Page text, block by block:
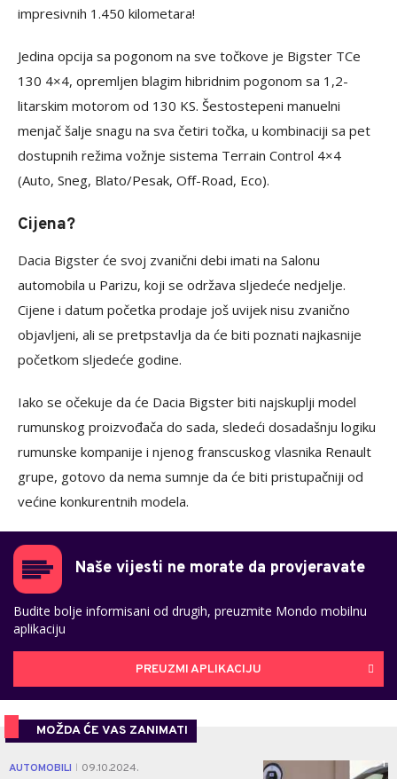
impresivnih 1.450 kilometara!
Jedina opcija sa pogonom na sve točkove je Bigster TCe
130 4×4, opremljen blagim hibridnim pogonom sa 1,2-
litarskim motorom od 130 KS. Šestostepeni manuelni
menjač šalje snagu na sva četiri točka, u kombinaciji sa pet
dostupnih režima vožnje sistema Terrain Control 4×4
(Auto, Sneg, Blato/Pesak, Off-Road, Eco).
Cijena?
Dacia Bigster će svoj zvanični debi imati na Salonu
automobila u Parizu, koji se održava sljedeće nedjelje.
Cijene i datum početka prodaje još uvijek nisu zvanično
objavljeni, ali se pretpstavlja da će biti poznati najkasnije
početkom sljedeće godine.
Iako se očekuje da će Dacia Bigster biti najskuplji model
rumunskog proizvođača do sada, sledeći dosadašnju logiku
rumunske kompanije i njenog franscuskog vlasnika Renault
grupe, gotovo da nema sumnje da će biti pristupačniji od
većine konkurentnih modela.
Naše vijesti ne morate da provjeravate
Budite bolje informisani od drugih, preuzmite Mondo mobilnu
aplikaciju
PREUZMI APLIKACIJU
MOŽDA ĆE VAS ZANIMATI
AUTOMOBILI 09.10.2024. 1